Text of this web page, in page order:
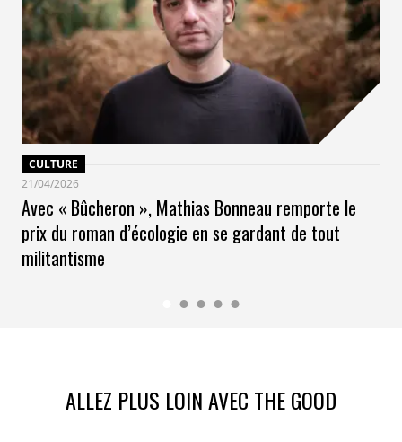
CULTURE
21/04/2026
Avec « Bûcheron », Mathias Bonneau remporte le
prix du roman d’écologie en se gardant de tout
militantisme
ALLEZ PLUS LOIN AVEC THE GOOD